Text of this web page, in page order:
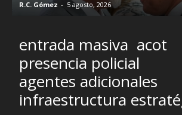
R.C. Gómez - 5 agosto, 2026
entrada masiva acot
presencia policial
agentes adicionales
infraestructura